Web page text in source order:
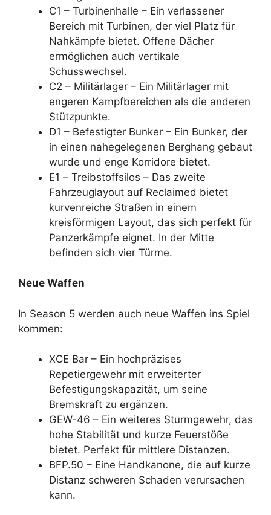
C1 – Turbinenhalle – Ein verlassener
Bereich mit Turbinen, der viel Platz für
Nahkämpfe bietet. Offene Dächer
ermöglichen auch vertikale
Schusswechsel.
C2 – Militärlager – Ein Militärlager mit
engeren Kampfbereichen als die anderen
Stützpunkte.
D1 – Befestigter Bunker – Ein Bunker, der
in einen nahegelegenen Berghang gebaut
wurde und enge Korridore bietet.
E1 – Treibstoffsilos – Das zweite
Fahrzeuglayout auf Reclaimed bietet
kurvenreiche Straßen in einem
kreisförmigen Layout, das sich perfekt für
Panzerkämpfe eignet. In der Mitte
befinden sich vier Türme.
Neue Waffen
In Season 5 werden auch neue Waffen ins Spiel
kommen:
XCE Bar – Ein hochpräzises
Repetiergewehr mit erweiterter
Befestigungskapazität, um seine
Bremskraft zu ergänzen.
GEW-46 – Ein weiteres Sturmgewehr, das
hohe Stabilität und kurze Feuerstöße
bietet. Perfekt für mittlere Distanzen.
BFP.50 – Eine Handkanone, die auf kurze
Distanz schweren Schaden verursachen
kann.